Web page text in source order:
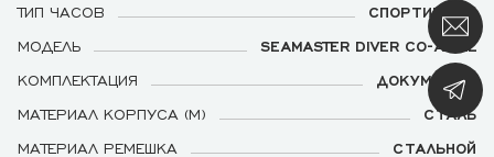
ТИП ЧАСОВ
СПОРТИВНЫЕ
МОДЕЛЬ
SEAMASTER DIVER CO-AXIAL
КОМПЛЕКТАЦИЯ
ДОКУМЕНТЫ
МАТЕРИАЛ КОРПУСА (М)
СТАЛЬ
МАТЕРИАЛ РЕМЕШКА
СТАЛЬНОЙ